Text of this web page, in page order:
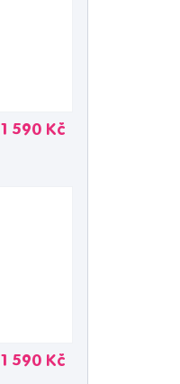
1 590 Kč
1 590 Kč